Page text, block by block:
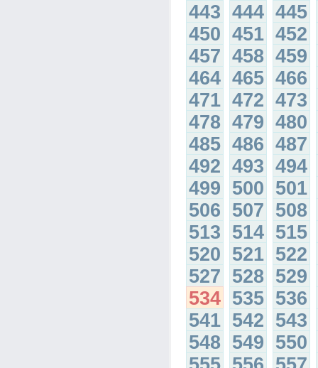
443 444 445
450 451 452
457 458 459
464 465 466
471 472 473
478 479 480
485 486 487
492 493 494
499 500 501
506 507 508
513 514 515
520 521 522
527 528 529
534 535 536
541 542 543
548 549 550